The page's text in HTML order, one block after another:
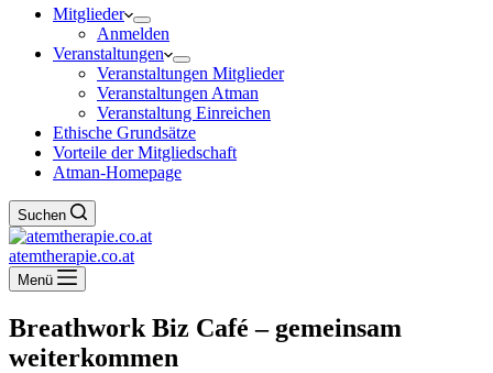
Mitglieder
Anmelden
Veranstaltungen
Veranstaltungen Mitglieder
Veranstaltungen Atman
Veranstaltung Einreichen
Ethische Grundsätze
Vorteile der Mitgliedschaft
Atman-Homepage
Suchen
atemtherapie.co.at
Menü
Breathwork Biz Café – gemeinsam
weiterkommen